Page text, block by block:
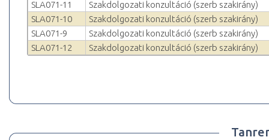
SLA071-11
Szakdolgozati konzultáció (szerb szakirány)
SLA071-10
Szakdolgozati konzultáció (szerb szakirány)
SLA071-9
Szakdolgozati konzultáció (szerb szakirány)
SLA071-12
Szakdolgozati konzultáció (szerb szakirány)